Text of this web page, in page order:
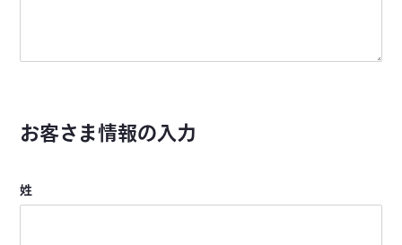
お客さま情報の入力
姓